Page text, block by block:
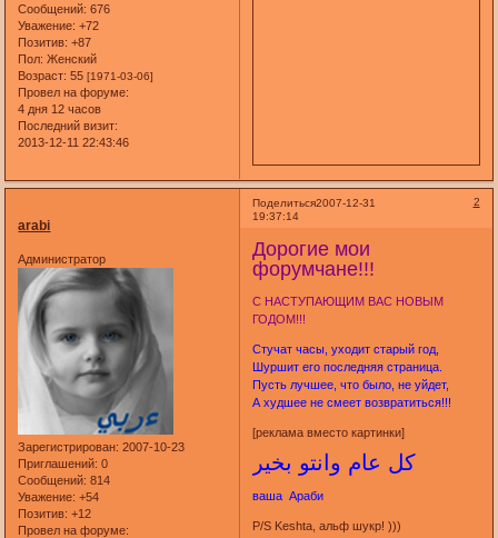
Сообщений: 676
Уважение: +72
Позитив: +87
Пол: Женский
Возраст: 55[1971-03-06]
Провел на форуме:
4 дня 12 часов
Последний визит:
2013-12-11 22:43:46
Поделиться 2
2007-12-31
19:37:14
arabi
Администратор
Зарегистрирован: 2007-10-23
Приглашений: 0
Сообщений: 814
Уважение: +54
Позитив: +12
Провел на форуме:
Дорогие мои
форумчане!!!
С НАСТУПАЮЩИМ ВАС НОВЫМ
ГОДОМ!!!
Стучат часы, уходит старый год,
Шуршит его последняя страница.
Пусть лучшее, что было, не уйдет,
А худшее не смеет возвратиться!!!
[реклама вместо картинки]
كل عام وانتو بخير
ваша Араби
P/S Keshta, альф шукр! )))